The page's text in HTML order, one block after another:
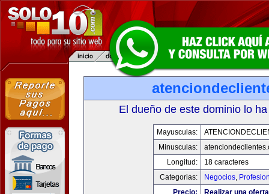
El dueño de este dominio lo
Mayusculas:
Minusculas:
Longitud:
18 caracteres
Categorias:
Negocios,
Precio:
Realizar una